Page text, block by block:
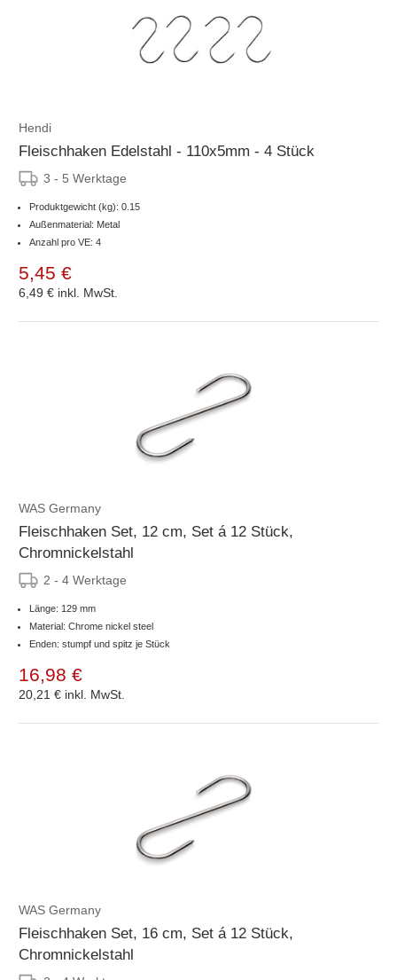
Hendi
Fleischhaken Edelstahl - 110x5mm - 4 Stück
3 - 5 Werktage
Produktgewicht (kg): 0.15
Außenmaterial: Metal
Anzahl pro VE: 4
5,45 €
6,49 € inkl. MwSt.
WAS Germany
Fleischhaken Set, 12 cm, Set á 12 Stück,
Chromnickelstahl
2 - 4 Werktage
Länge: 129 mm
Material: Chrome nickel steel
Enden: stumpf und spitz je Stück
16,98 €
20,21 € inkl. MwSt.
WAS Germany
Fleischhaken Set, 16 cm, Set á 12 Stück,
Chromnickelstahl